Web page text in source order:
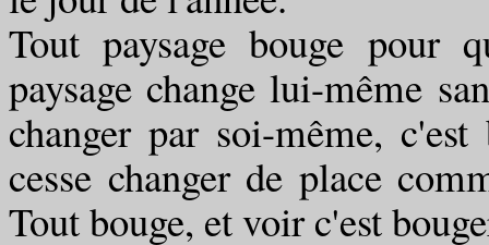
Tout paysage bouge pour
paysage change lui-même
changer par soi-même,
cesse changer de place
Tout bouge, et voir c'est